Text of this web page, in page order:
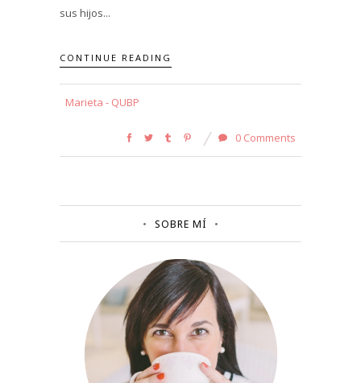
sus hijos...
CONTINUE READING
Marieta - QUBP
0 Comments
SOBRE MÍ